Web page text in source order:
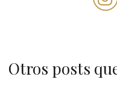
Otros posts